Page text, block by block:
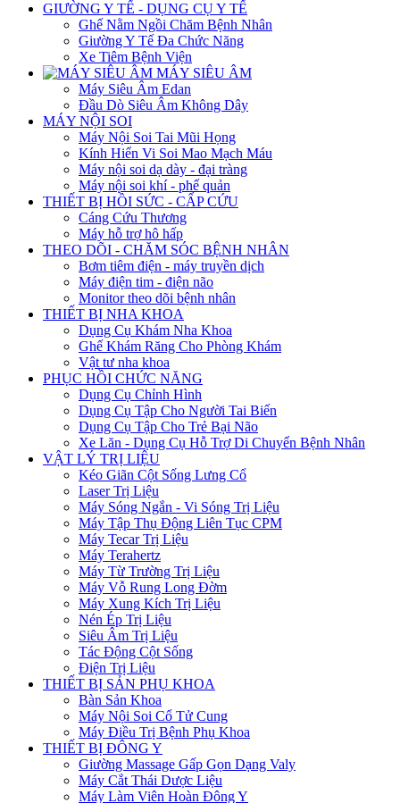
GIƯỜNG Y TẾ - DỤNG CỤ Y TẾ
Ghế Nằm Ngồi Chăm Bệnh Nhân
Giường Y Tế Đa Chức Năng
Xe Tiêm Bệnh Viện
MÁY SIÊU ÂM
Máy Siêu Âm Edan
Đầu Dò Siêu Âm Không Dây
MÁY NỘI SOI
Máy Nội Soi Tai Mũi Họng
Kính Hiển Vi Soi Mao Mạch Máu
Máy nội soi dạ dày - đại tràng
Máy nội soi khí - phế quản
THIẾT BỊ HỒI SỨC - CẤP CỨU
Cáng Cứu Thương
Máy hỗ trợ hô hấp
THEO DÕI - CHĂM SÓC BỆNH NHÂN
Bơm tiêm điện - máy truyền dịch
Máy điện tim - điện não
Monitor theo dõi bệnh nhân
THIẾT BỊ NHA KHOA
Dụng Cụ Khám Nha Khoa
Ghế Khám Răng Cho Phòng Khám
Vật tư nha khoa
PHỤC HỒI CHỨC NĂNG
Dụng Cụ Chỉnh Hình
Dụng Cụ Tập Cho Người Tai Biến
Dụng Cụ Tập Cho Trẻ Bại Não
Xe Lăn - Dụng Cụ Hỗ Trợ Di Chuyển Bệnh Nhân
VẬT LÝ TRỊ LIỆU
Kéo Giãn Cột Sống Lưng Cổ
Laser Trị Liệu
Máy Sóng Ngắn - Vi Sóng Trị Liệu
Máy Tập Thụ Động Liên Tục CPM
Máy Tecar Trị Liệu
Máy Terahertz
Máy Từ Trường Trị Liệu
Máy Vỗ Rung Long Đờm
Máy Xung Kích Trị Liệu
Nén Ép Trị Liệu
Siêu Âm Trị Liệu
Tác Động Cột Sống
Điện Trị Liệu
THIẾT BỊ SẢN PHỤ KHOA
Bàn Sản Khoa
Máy Nội Soi Cổ Tử Cung
Máy Điều Trị Bệnh Phụ Khoa
THIẾT BỊ ĐÔNG Y
Giường Massage Gấp Gọn Dạng Valy
Máy Cắt Thái Dược Liệu
Máy Làm Viên Hoàn Đông Y